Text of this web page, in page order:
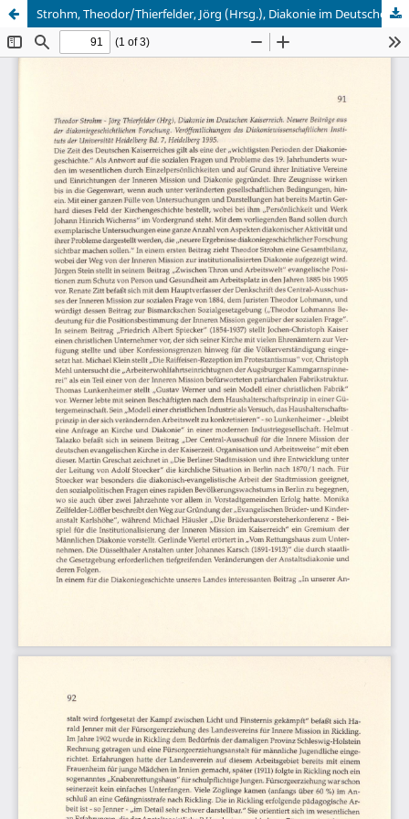
Strohm, Theodor/Thierfelder, Jörg (Hrsg.), Diakonie im Deutschen Kaiserreich